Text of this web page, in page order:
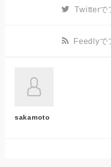
Twitterで
Feedlyで
sakamoto